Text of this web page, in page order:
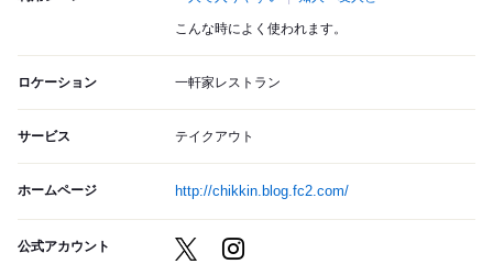
こんな時によく使われます。
ロケーション 一軒家レストラン
サービス テイクアウト
ホームページ http://chikkin.blog.fc2.com/
公式アカウント